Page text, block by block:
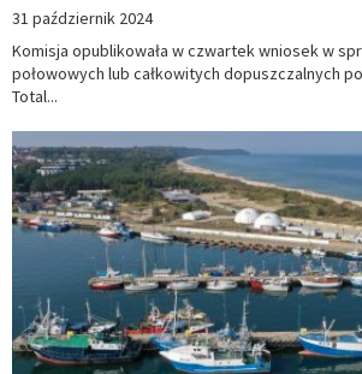
31 październik 2024
Komisja opublikowała w czwartek wniosek w
połowowych lub całkowitych dopuszczalnych
Total...